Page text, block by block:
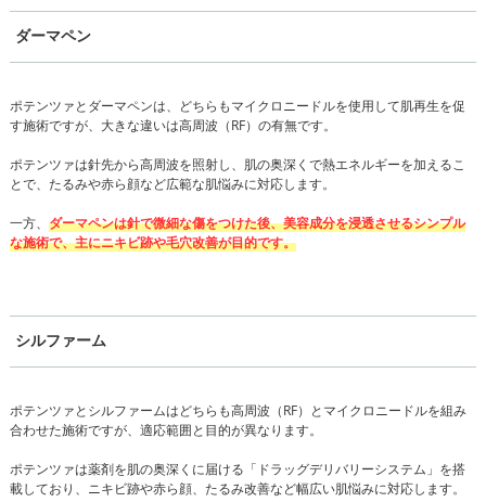
ダーマペン
ポテンツァとダーマペンは、どちらもマイクロニードルを使用して肌再生を促
す施術ですが、大きな違いは高周波（RF）の有無です。
ポテンツァは針先から高周波を照射し、肌の奥深くで熱エネルギーを加えるこ
とで、たるみや赤ら顔など広範な肌悩みに対応します。
一方、 ダーマペンは針で微細な傷をつけた後、美容成分を浸透させるシンプル
な施術で、主にニキビ跡や毛穴改善が目的です。
シルファーム
ポテンツァとシルファームはどちらも高周波（RF）とマイクロニードルを組み
合わせた施術ですが、適応範囲と目的が異なります。
ポテンツァは薬剤を肌の奥深くに届ける「ドラッグデリバリーシステム」を搭
載しており、ニキビ跡や赤ら顔、たるみ改善など幅広い肌悩みに対応します。